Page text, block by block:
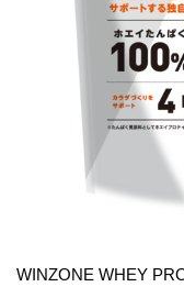
WINZONE WHEY